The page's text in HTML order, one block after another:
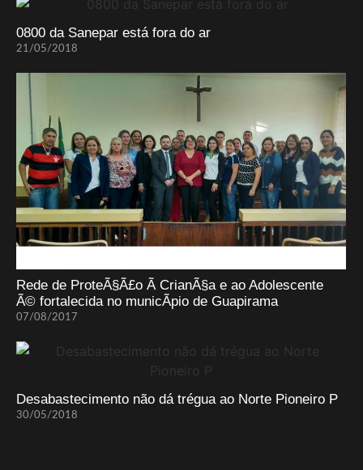
0800 da Sanepar está fora do ar
21/05/2018
Rede de ProteÃ§Ã£o Ã CrianÃ§a e ao Adolescente
Ã© fortalecida no municÃ­pio de Guapirama
07/08/2017
Desabastecimento não dá trégua ao Norte Pioneiro P
30/05/2018